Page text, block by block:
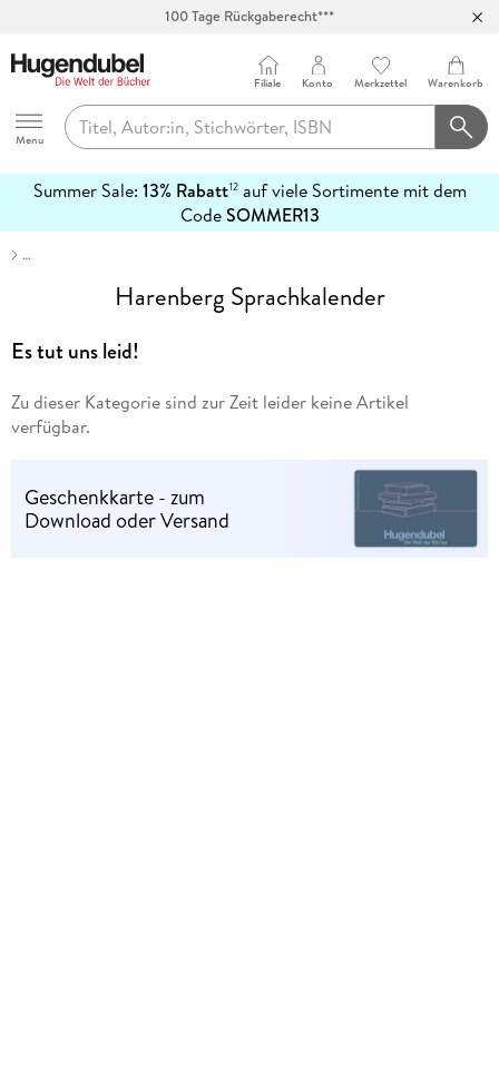
100 Tage Rückgaberecht***
Hugendubel
Menu
Filiale Konto Merkzettel Warenkorb
Summer Sale: 13% Rabatt12auf viele Sortimente mit dem
CodeSOMMER13
erfahren
…
Harenberg Sprachkalender
Es tut uns leid!
Zu dieser Kategorie sind zur Zeit leider keine Artikel
verfügbar.
Geschenkkarte - zum
Download oder Versand